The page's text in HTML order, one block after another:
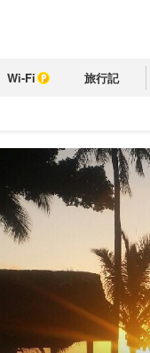
Wi-Fi 旅行記